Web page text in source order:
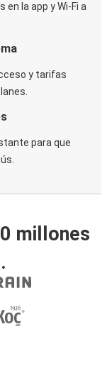
la app y Wi-Fi a
y tarifas
para que
millones